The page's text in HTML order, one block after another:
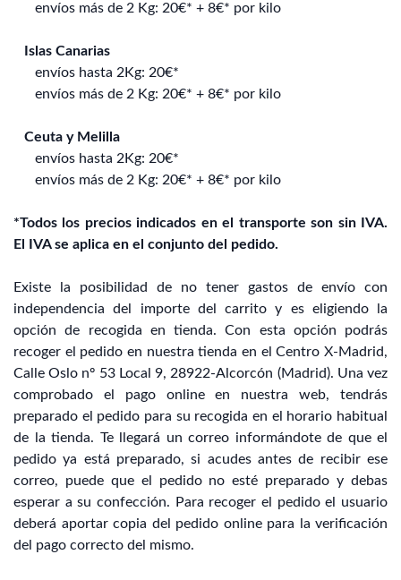
envíos más de 2 Kg: 20€* + 8€* por kilo
Islas Canarias
envíos hasta 2Kg: 20€*
envíos más de 2 Kg: 20€* + 8€* por kilo
Ceuta y Melilla
envíos hasta 2Kg: 20€*
envíos más de 2 Kg: 20€* + 8€* por kilo
*Todos los precios indicados en el transporte son sin IVA.
El IVA se aplica en el conjunto del pedido.
Existe la posibilidad de no tener gastos de envío con
independencia del importe del carrito y es eligiendo la
opción de recogida en tienda. Con esta opción podrás
recoger el pedido en nuestra tienda en el Centro X-Madrid,
Calle Oslo nº 53 Local 9, 28922-Alcorcón (Madrid). Una vez
comprobado el pago online en nuestra web, tendrás
preparado el pedido para su recogida en el horario habitual
de la tienda. Te llegará un correo informándote de que el
pedido ya está preparado, si acudes antes de recibir ese
correo, puede que el pedido no esté preparado y debas
esperar a su confección. Para recoger el pedido el usuario
deberá aportar copia del pedido online para la verificación
del pago correcto del mismo.